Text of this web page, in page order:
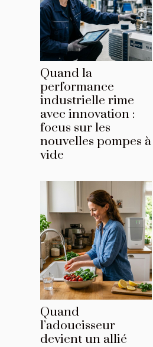
Quand la
performance
industrielle rime
avec innovation :
focus sur les
nouvelles pompes à
vide
Quand
l’adoucisseur
devient un allié